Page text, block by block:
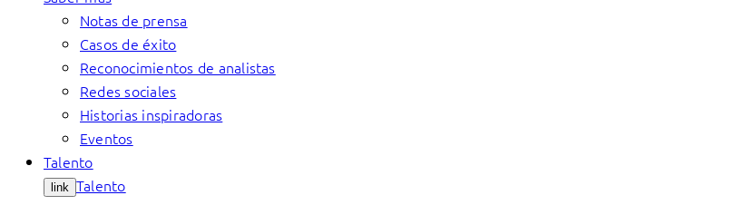
Notas de prensa
Casos de éxito
Reconocimientos de analistas
Redes sociales
Historias inspiradoras
Eventos
Talento
link Talento